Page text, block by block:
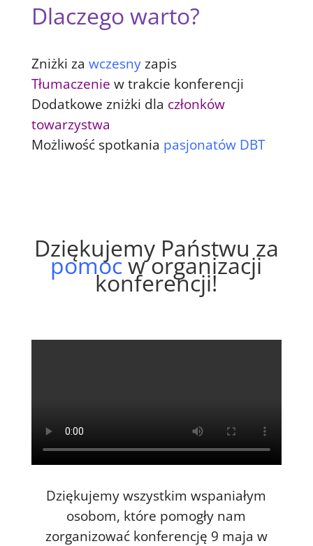
Dlaczego warto?
Zniżki za wczesnyzapis
Tłumaczenie w trakcie konferencji
Dodatkowe zniżki dla członków
towarzystwa
Możliwość spotkania pasjonatów DBT
Dziękujemy Państwu za
pomocw organizacji
konferencji!
Dziękujemy wszystkim wspaniałym
osobom, które pomogły nam
zorganizować konferencję 9 maja w